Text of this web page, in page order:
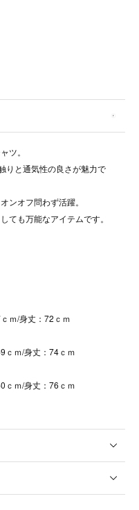
ツ。
りと通気性の良さが魅力で
ンオフ問わず活躍。
ても万能なアイテムです。
ｍ/身丈：72ｃｍ
ｃｍ/身丈：74ｃｍ
ｃｍ/身丈：76ｃｍ